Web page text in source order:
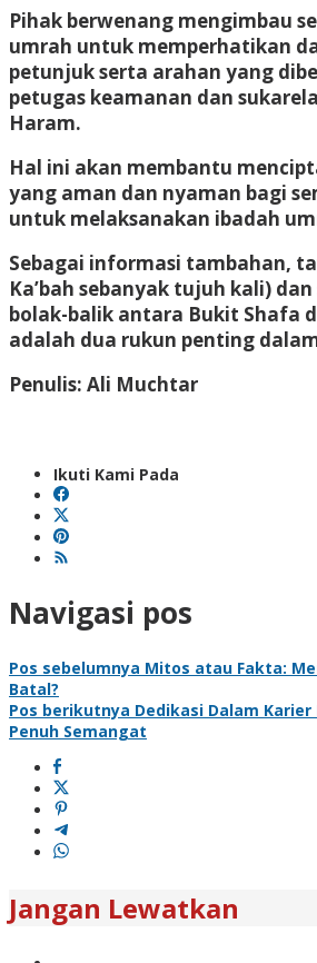
Pihak berwenang mengimbau
umrah untuk memperhatikan
petunjuk serta arahan yang
petugas keamanan dan
Haram.
Hal ini akan membantu
yang aman dan nyaman bagi
untuk melaksanakan ibadah
Sebagai informasi tambahan,
Ka’bah sebanyak tujuh kali) dan
bolak-balik antara Bukit Shafa
adalah dua rukun penting
Penulis: Ali Muchtar
Ikuti Kami Pada
Navigasi pos
Pos sebelumnya Mitos atau Fakta:
Batal?
Pos berikutnya Dedikasi Dalam
Penuh Semangat
Jangan Lewatkan